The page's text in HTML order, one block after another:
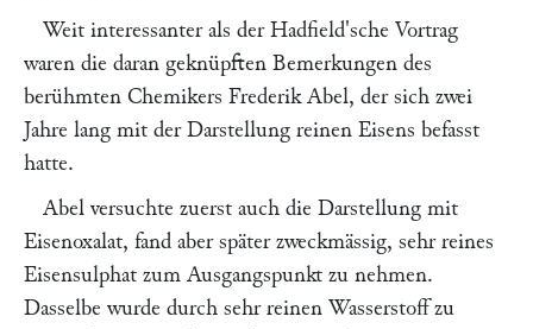
Weit interessanter als der Hadfield'sche Vortrag
waren die daran geknüpften Bemerkungen des
berühmten Chemikers Frederik Abel, der sich zwei
Jahre lang mit der Darstellung reinen Eisens befasst
hatte.
Abel versuchte zuerst auch die Darstellung mit
Eisenoxalat, fand aber später zweckmässig, sehr reines
Eisensulphat zum Ausgangspunkt zu nehmen.
Dasselbe wurde durch sehr reinen Wasserstoff zu